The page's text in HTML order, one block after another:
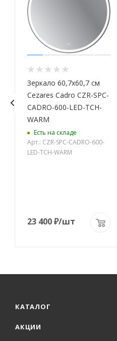
Зеркало 60,7x60,7 см
Cezares Cadro CZR-SPC-
CADRO-600-LED-TCH-
WARM
Есть на складе
Арт.: CZR-SPC-CADRO-600-
LED-TCH-WARM
23 400₽/шт
КАТАЛОГ
АКЦИИ